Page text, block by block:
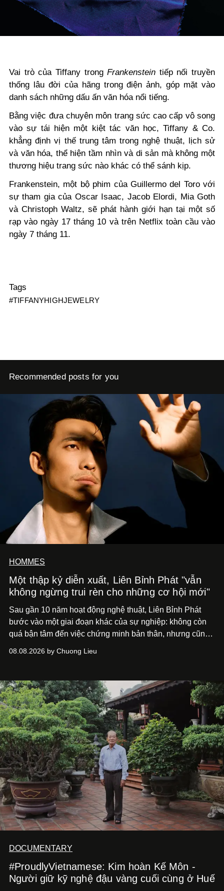
Vai trò của Tiffany trongFrankenstein tiếp nối truyền
thống lâu đời của hãng trong điện ảnh, góp mặt vào
danh sách những dấu ấn văn hóa nổi tiếng.
Bằng việc đưa chuyên môn trang sức cao cấp vô song
vào sự tái hiện một kiệt tác văn học, Tiffany & Co.
khẳng định vị thế trung tâm trong nghệ thuật, lịch sử
và văn hóa, thể hiện tầm nhìn và di sản mà không một
thương hiệu trang sức nào khác có thể sánh kịp.
Frankenstein, một bộ phim của Guillermo del Toro với
sự tham gia của Oscar Isaac, Jacob Elordi, Mia Goth
và Christoph Waltz, sẽ phát hành giới hạn tại một số
rạp vào ngày 17 tháng 10 và trên Netflix toàn cầu vào
ngày 7 tháng 11.
Tags
#TIFFANYHIGHJEWELRY
Recommended posts for you
HOMMES
Một thập kỷ diễn xuất, Liên Bỉnh Phát "vẫn
không ngừng trui rèn cho những cơ hội mới"
Sau gần 10 năm hoạt động nghệ thuật, Liên Bỉnh Phát
bước vào một giai đoạn khác của sự nghiệp: không còn
quá bận tâm đến việc chứng minh bản thân, nhưng cũng
phim điện ảnh trong nửa đầu 2026 đến hành trình trở lại
bằng một tâm thế điềm tĩnh hơn. Anh tiếp tục học hỏi, trau
dồi và chờ đợi những vai diễn đủ sức đưa mình đến
những vùng đất mới. Ở tuổi ngoài 30, điều anh theo đuổi
không phải những đích đến quá lớn, mà là khả năng luôn
tiến về phía trước.
08.08.2026 by Chuong Lieu
DOCUMENTARY
#ProudlyVietnamese: Kim hoàn Kế Môn -
Người giữ kỹ nghệ đậu vàng cuối cùng ở Huế